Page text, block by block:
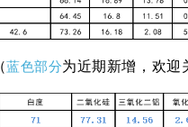
（蓝色部分为近期新增，欢迎